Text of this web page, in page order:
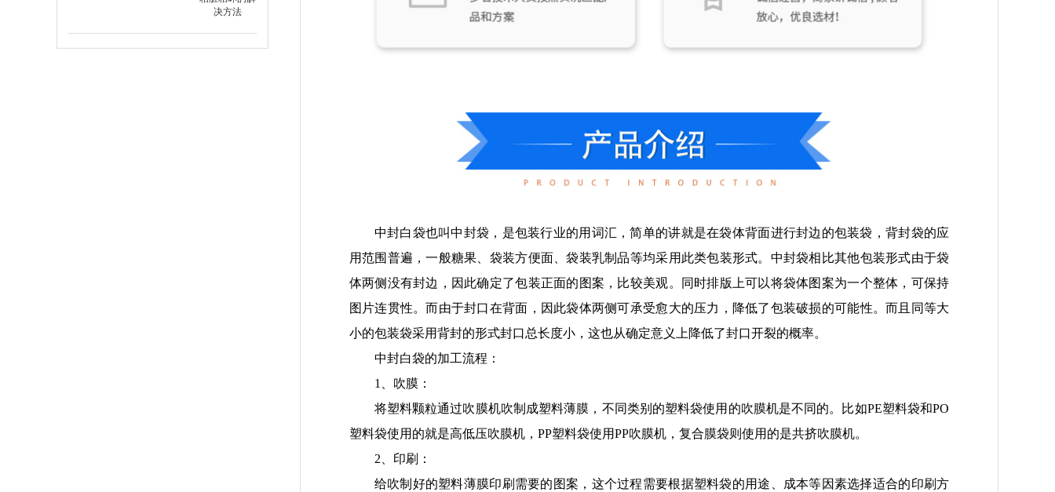
中封白袋也叫中封袋，是包装行业的用词汇，简单的讲就是在袋体背面进行封边的包装袋，背封袋的应
用范围普遍，一般糖果、袋装方便面、袋装乳制品等均采用此类包装形式。中封袋相比其他包装形式由于袋
体两侧没有封边，因此确定了包装正面的图案，比较美观。同时排版上可以将袋体图案为一个整体，可保持
图片连贯性。而由于封口在背面，因此袋体两侧可承受愈大的压力，降低了包装破损的可能性。而且同等大
小的包装袋采用背封的形式封口总长度小，这也从确定意义上降低了封口开裂的概率。
中封白袋的加工流程：
1、吹膜：
将塑料颗粒通过吹膜机吹制成塑料薄膜，不同类别的塑料袋使用的吹膜机是不同的。比如PE塑料袋和PO
塑料袋使用的就是高低压吹膜机，PP塑料袋使用PP吹膜机，复合膜袋则使用的是共挤吹膜机。
2、印刷：
给吹制好的塑料薄膜印刷需要的图案，这个过程需要根据塑料袋的用途、成本等因素选择适合的印刷方